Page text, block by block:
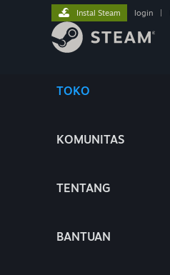
TOKO
KOMUNITAS
TENTANG
BANTUAN
Instal Steam login